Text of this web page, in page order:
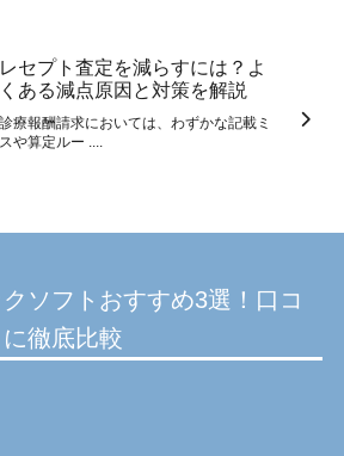
レセプト査定を減らすには？よ
くある減点原因と対策を解説
診療報酬請求においては、わずかな記載ミ
スや算定ルー ....
ソフトおすすめ3選！口コ
徹底比較